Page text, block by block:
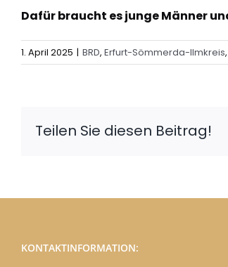
Dafür braucht es junge Männer
1. April 2025 | BRD, Erfurt-Sömmerda-Ilmkreis,
Teilen Sie diesen Beitrag!
KONTAKTINFORMATION: